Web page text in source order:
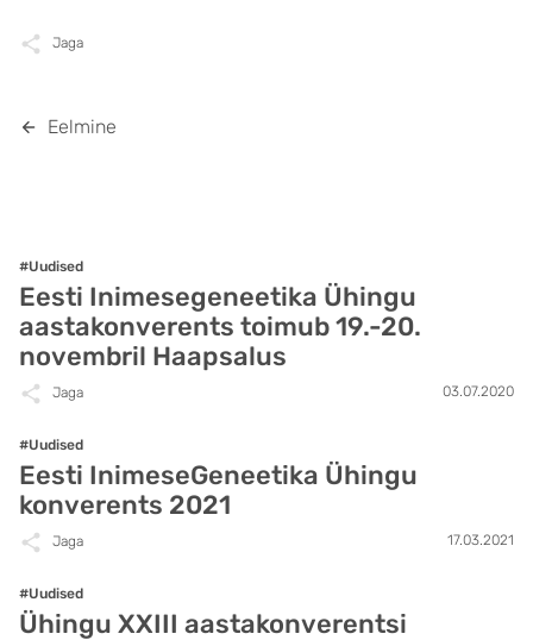
Jaga
Eelmine
#Uudised
Eesti Inimesegeneetika Ühingu
aastakonverents toimub 19.-20.
novembril Haapsalus
Jaga 03.07.2020
#Uudised
Eesti InimeseGeneetika Ühingu
konverents 2021
Jaga 17.03.2021
#Uudised
Ühingu XXIII aastakonverentsi